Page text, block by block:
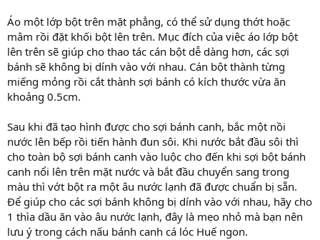
Áo một lớp bột trên mặt phẳng, có thể sử dụng thớt hoặc
mâm rồi đặt khối bột lên trên. Mục đích của việc áo lớp bột
lên trên sẽ giúp cho thao tác cán bột dễ dàng hơn, các sợi
bánh sẽ không bị dính vào với nhau. Cán bột thành từng
miếng mỏng rồi cắt thành sợi bánh có kích thước vừa ăn
khoảng 0.5cm.
Sau khi đã tạo hình được cho sợi bánh canh, bắc một nồi
nước lên bếp rồi tiến hành đun sôi. Khi nước bắt đầu sôi thì
cho toàn bộ sợi bánh canh vào luộc cho đến khi sợi bột bánh
canh nổi lên trên mặt nước và bắt đầu chuyển sang trong
màu thì vớt bột ra một âu nước lạnh đã được chuẩn bị sẵn.
Để giúp cho các sợi bánh không bị dính vào với nhau, hãy cho
1 thìa dầu ăn vào âu nước lạnh, đây là mẹo nhỏ mà bạn nên
lưu ý trong cách nấu bánh canh cá lóc Huế ngon.